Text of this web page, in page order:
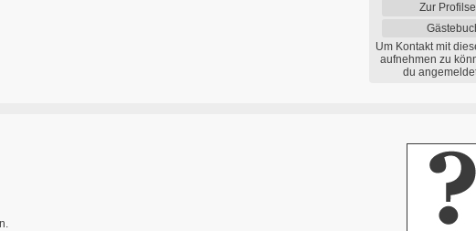
Zur
Um Kontakt mit
aufnehmen zu
du